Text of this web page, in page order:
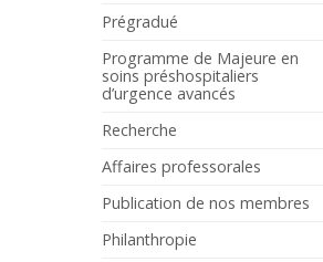
Prégradué
Programme de Majeure en
soins préshospitaliers
d’urgence avancés
Recherche
Affaires professorales
Publication de nos membres
Philanthropie